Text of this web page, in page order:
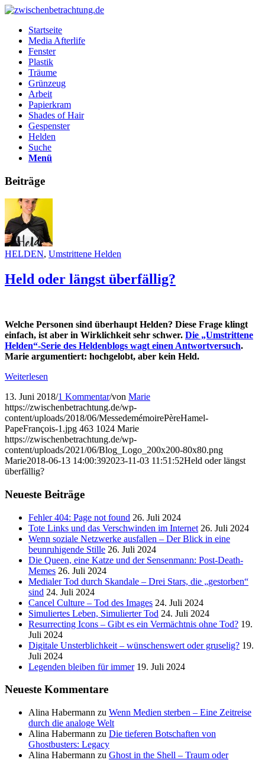
Startseite
Media Afterlife
Fenster
Plastik
Träume
Grünzeug
Arbeit
Papierkram
Shades of Hair
Gespenster
Helden
Suche
Menü
Beiträge
HELDEN, Umstrittene Helden
Held oder längst überfällig?
Welche Personen sind überhaupt Helden? Diese Frage klingt
einfach, ist aber in Wirklichkeit sehr schwer. Die „Umstrittene
Helden“-Serie des Heldenblogs wagt einen Antwortversuch.
Marie argumentiert: hochgelobt, aber kein Held.
Weiterlesen
13. Juni 2018/1 Kommentar/von Marie
https://zwischenbetrachtung.de/wp-
content/uploads/2018/06/MessedemémoirePèreHamel-
PapeFrançois-1.jpg 463 1024 Marie
https://zwischenbetrachtung.de/wp-
content/uploads/2021/06/Blog_Logo_200x200-80x80.png
Marie2018-06-13 14:00:392023-11-03 11:51:52Held oder längst
überfällig?
Neueste Beiträge
Fehler 404: Page not found 26. Juli 2024
Tote Links und das Verschwinden im Internet 26. Juli 2024
Wenn soziale Netzwerke ausfallen – Der Blick in eine
beunruhigende Stille 26. Juli 2024
Die Queen, eine Katze und der Sensenmann: Post-Death-
Memes 26. Juli 2024
Medialer Tod durch Skandale – Drei Stars, die „gestorben“
sind 24. Juli 2024
Cancel Culture – Tod des Images 24. Juli 2024
Simuliertes Leben, Simulierter Tod 24. Juli 2024
Resurrecting Icons – Gibt es ein Vermächtnis ohne Tod? 19.
Juli 2024
Digitale Unsterblichkeit – wünschenswert oder gruselig? 19.
Juli 2024
Legenden bleiben für immer 19. Juli 2024
Neueste Kommentare
Alina Habermann zu Wenn Medien sterben – Eine Zeitreise
durch die analoge Welt
Alina Habermann zu Die tieferen Botschaften von
Ghostbusters: Legacy
Alina Habermann zu Ghost in the Shell – Traum oder